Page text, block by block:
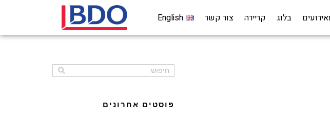
בלוג קריירה‎ צור קשר English
פוסטים אחרונים